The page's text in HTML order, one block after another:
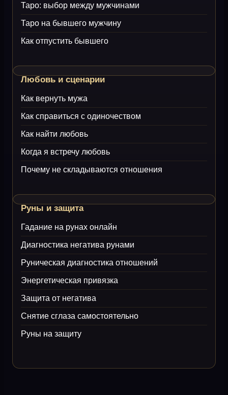
Таро: выбор между мужчинами
Таро на бывшего мужчину
Как отпустить бывшего
Любовь и сценарии
Как вернуть мужа
Как справиться с одиночеством
Как найти любовь
Когда я встречу любовь
Почему не складываются отношения
Руны и защита
Гадание на рунах онлайн
Диагностика негатива рунами
Руническая диагностика отношений
Энергетическая привязка
Защита от негатива
Снятие сглаза самостоятельно
Руны на защиту